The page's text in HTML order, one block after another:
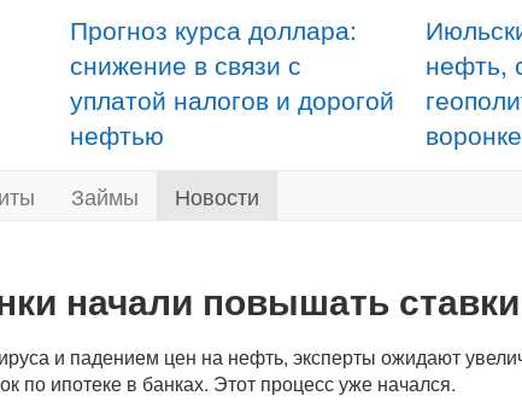
Прогноз курса доллара:
снижение в связи с
уплатой налогов и дорогой
нефтью
нефть,
воронке
Займы Новости
начали повышать
и падением цен на нефть, эксперты ожидают
по ипотеке в банках. Этот процесс уже начался.